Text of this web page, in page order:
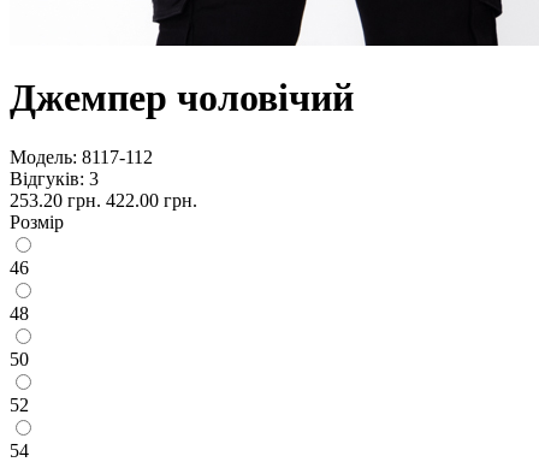
Джемпер чоловічий
Модель: 8117-112
Відгуків: 3
253.20 грн. 422.00 грн.
Розмір
46
48
50
52
54